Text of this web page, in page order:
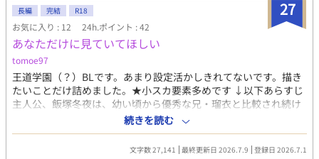
恥の快感まで覚えてしまっていた。鍛え上げられた身体は正直
で、誤魔化しがきかない。盛り上がる筋肉、触れ合った瞬間に伝
わる体温、肌に残る汗の感触。近づくだけで意識は乱れ、触れ合
えば抑制は簡単に崩れる。同期の友人、スポーツクラブの利用
客、部活の先輩。男同士だからこそ遠慮は削ぎ落とされ、欲望は
直接的になる。性的嗜好など関係なく、最初にあったはずの戸惑
いはすぐに薄れ、繰り返すほどに快感だけが確かな実感として残
っていく。 刺激は偶然から始まり、やがて選択になり、いつの
間にか習慣へと変わる。スリルは消えず、慣れによってむしろ濃
度を増し、身体は次を当然のように求め始める。講義中の生堀り
中出し、ジムの浴室での3P、大勢の部員たちが利用するロッカー
ルームでの輪姦プレイ。清潔だった時間と空間は甘く湿り、共有
27
長編 完結 R18
お気に入り : 12 24h.ポイント : 42
あなただけに見ていてほしい
tomoe97
王道学園（？）BLです。あまり設定活かしきれてないです。描き
たいことだけ詰めました。★小スカ要素多めです ↓以下あらすじ
主人公、飯塚冬夜は、幼い頃から優秀な兄・瑠衣と比較され続け
て生きてきた。 成績優秀、スポーツ万能、人望も厚い兄の隣で、
いつしか自分には何の価値もないと思い込むようになった冬夜誰
かが近づいてきても、それは兄目当てなのだと決めつけ、人との
続きを読む
文字数 27,141 最終更新日 2026.7.9 登録日 2026.7.1